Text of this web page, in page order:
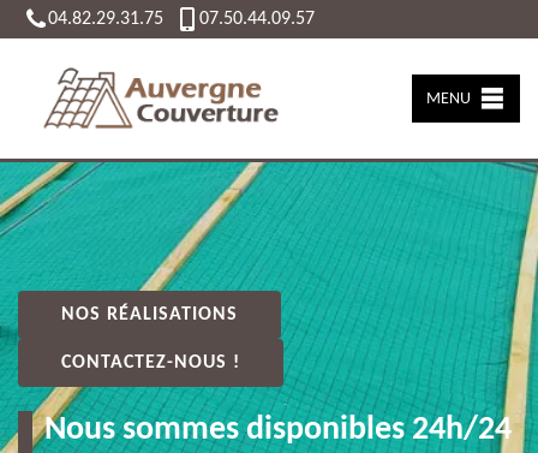
04.82.29.31.75 07.50.44.09.57
MENU
NOS RÉALISATIONS
CONTACTEZ-NOUS !
Nous sommes disponibles 24h/24